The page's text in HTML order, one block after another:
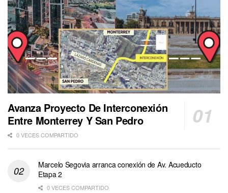
Avanza Proyecto De Interconexión
Entre Monterrey Y San Pedro
0 VECES COMPARTIDO
Marcelo Segovia arranca conexión de Av. Acueducto
Etapa 2
0 VECES COMPARTIDO